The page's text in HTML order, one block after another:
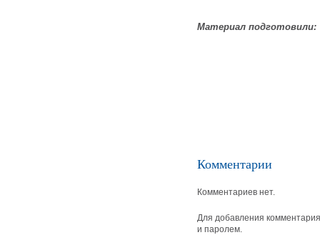
Материал подготовили:
Комментарии
Комментариев нет.
Для добавления
и паролем.